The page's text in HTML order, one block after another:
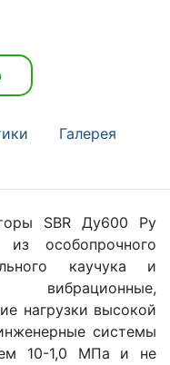
Галерея
SBR Ду600 Ру
особопрочного
каучука и
нагрузки высокой
системы
10-1,0 МПа и не